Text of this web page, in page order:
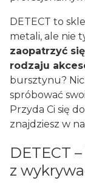
DETECT to
metali, ale nie
zaopatrzyć
rodzaju
bursztynu?
spróbować
Przyda Ci się
znajdziesz w
DETECT
z